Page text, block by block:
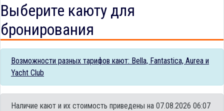
Выберите каюту для
бронирования
Возможности разных тарифов кают: Bella, Fantastica, Aurea и
Yacht Club
Наличие кают и их стоимость приведены на 07.08.2026 06:07